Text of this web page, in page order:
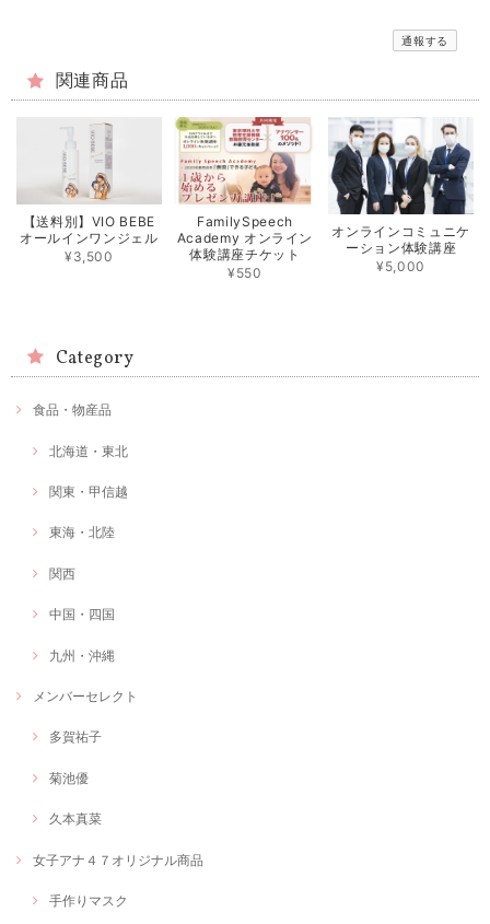
通報する
関連商品
【送料別】VIO BEBE
オールインワンジェル
¥3,500
FamilySpeech
Academy オンライン
体験講座チケット
¥550
オンラインコミュニケ
ーション体験講座
¥5,000
Category
食品・物産品
北海道・東北
関東・甲信越
東海・北陸
関西
中国・四国
九州・沖縄
メンバーセレクト
多賀祐子
菊池優
久本真菜
女子アナ４７オリジナル商品
手作りマスク